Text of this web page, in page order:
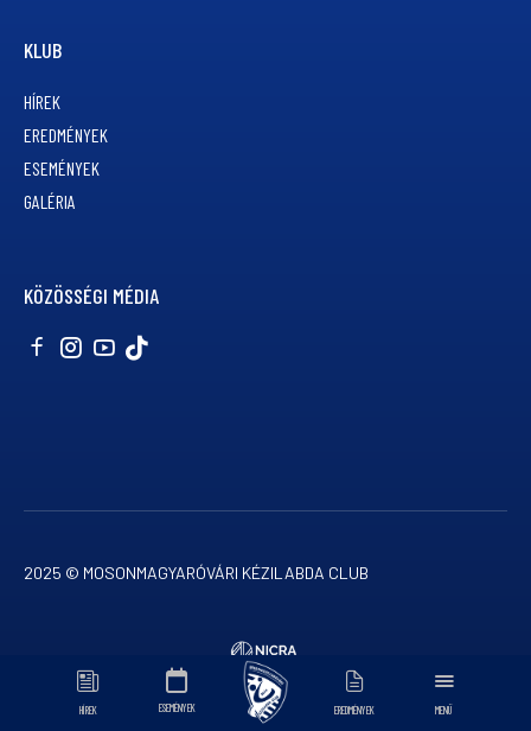
HÍREK ESEMÉNYEK EREDMÉNYEK MENÜ
KLUB
HÍREK
EREDMÉNYEK
ESEMÉNYEK
GALÉRIA
KÖZÖSSÉGI MÉDIA
2025 © MOSONMAGYARÓVÁRI KÉZILABDA CLUB
ADATVÉDELMI TÁJÉKOZTATÓ